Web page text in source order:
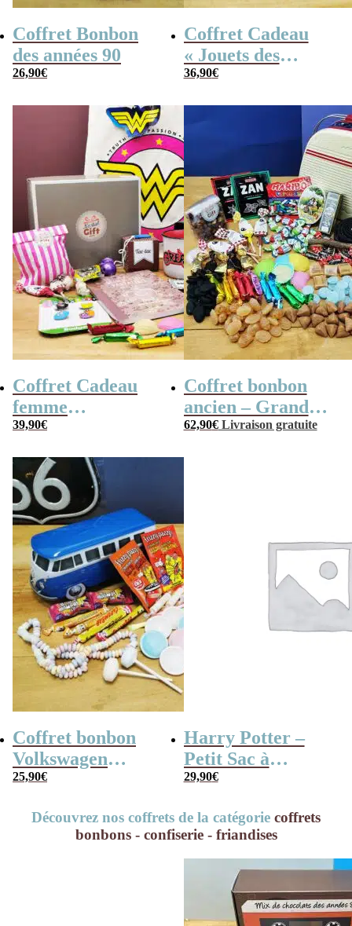
Coffret Bonbon
des années 90
26,90€
Coffret Cadeau
« Jouets des
années 80 » –
36,90€
Coffret Cadeau
femme
« Génération 70 »
39,90€
Coffret bonbon
ancien – Grande
mallette en métal
62,90€Livraison gratuite
Coffret bonbon
Volkswagen
Combi en métal
rétros 80
25,90€
Harry Potter –
Petit Sac à
Bandoulière
(14 cm)
29,90€
Découvrez nos coffrets de la catégorie coffrets
bonbons - confiserie - friandises